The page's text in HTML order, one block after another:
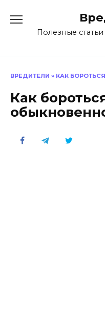
содержаниюПолезные
ВРЕДИТЕЛИ » КАК
Как